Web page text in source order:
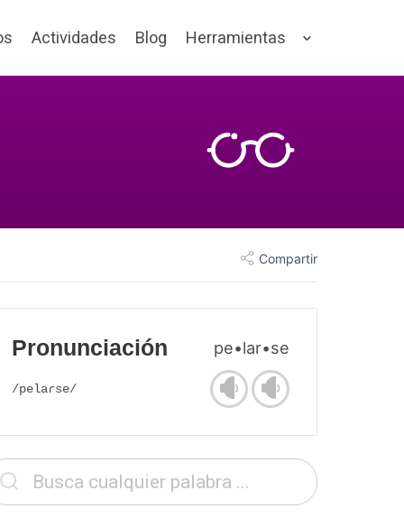
Actividades Blog Herramientas
Compartir
Pronunciación pe•lar•se
/pelaɾse/